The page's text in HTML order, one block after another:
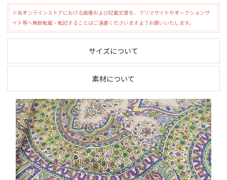
※当オンラインストアにおける画像および記載文章を、フリマサイトやオークションサ
イト等へ無断転載・転記することはご遠慮くださいますようお願いいたします。
サイズについて
素材について